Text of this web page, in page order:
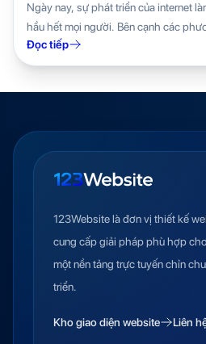
Ngày nay, sự phát triển của internet
hầu hết mọi người. Bên cạnh các
Đọc tiếp
123Website là đơn vị thiết kế
cung cấp giải pháp phù hợp
một nền tảng trực tuyến chỉn
triển.
Kho giao diện website Liên